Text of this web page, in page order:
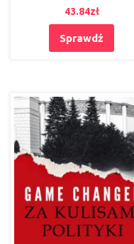
43.84zł
Sprawdź